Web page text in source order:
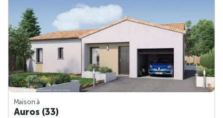
Maison à
Auros (33)